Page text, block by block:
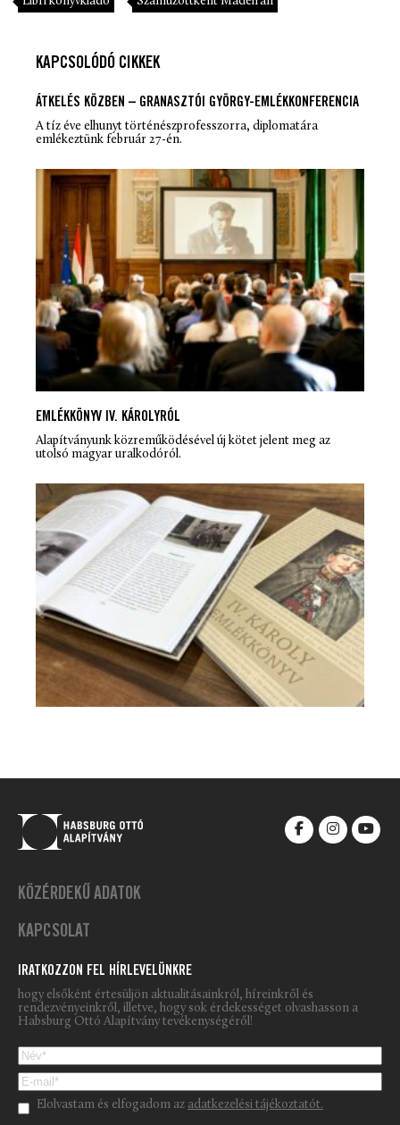
KAPCSOLÓDÓ CIKKEK
ÁTKELÉS KÖZBEN – GRANASZTÓI GYÖRGY-EMLÉKKONFERENCIA
A tíz éve elhunyt történészprofesszorra, diplomatára
emlékeztünk február 27-én.
EMLÉKKÖNYV IV. KÁROLYRÓL
Alapítványunk közreműködésével új kötet jelent meg az
utolsó magyar uralkodóról.
KÖZÉRDEKŰ ADATOK
KAPCSOLAT
IRATKOZZON FEL HÍRLEVELÜNKRE
hogy elsőként értesüljön aktualitásainkról, híreinkről és
rendezvényeinkről, illetve, hogy sok érdekességet olvashasson a
Habsburg Ottó Alapítvány tevékenységéről!
Please leave this field empty.
Elolvastam és elfogadom az adatkezelési tájékoztatót.